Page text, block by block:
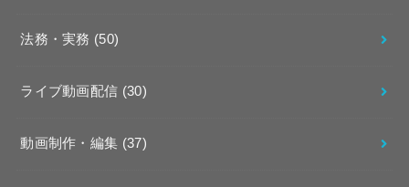
法務・実務 (50)
ライブ動画配信 (30)
動画制作・編集 (37)